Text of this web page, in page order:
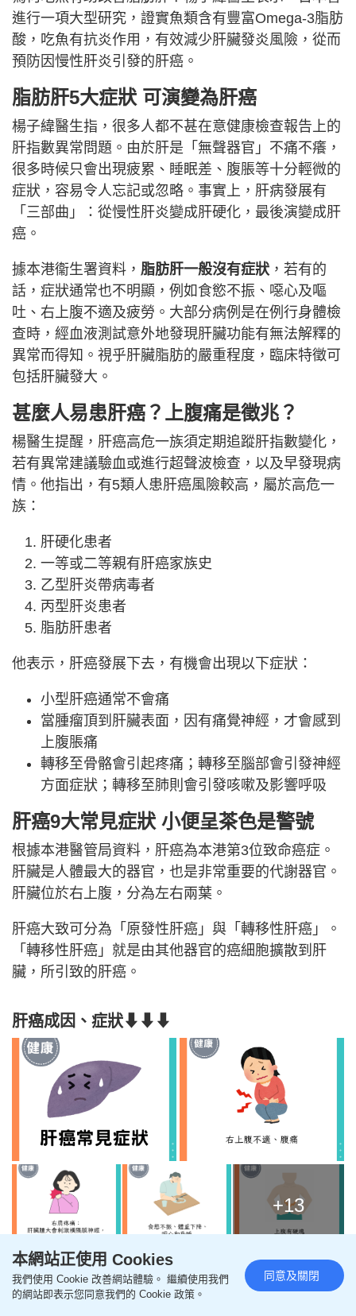
進行一項大型研究，證實魚類含有豐富Omega-3脂肪
酸，吃魚有抗炎作用，有效減少肝臟發炎風險，從而
預防因慢性肝炎引發的肝癌。
脂肪肝5大症狀 可演變為肝癌
楊子緯醫生指，很多人都不甚在意健康檢查報告上的
肝指數異常問題。由於肝是「無聲器官」不痛不癢，
很多時候只會出現疲累、睡眠差、腹脹等十分輕微的
症狀，容易令人忘記或忽略。事實上，肝病發展有
「三部曲」：從慢性肝炎變成肝硬化，最後演變成肝
癌。
據本港衞生署資料， 脂肪肝一般沒有症狀 ，若有的
話，症狀通常也不明顯，例如食慾不振、噁心及嘔
吐、右上腹不適及疲勞。大部分病例是在例行身體檢
查時，經血液測試意外地發現肝臟功能有無法解釋的
異常而得知。視乎肝臟脂肪的嚴重程度，臨床特徵可
包括肝臟發大。
甚麼人易患肝癌？上腹痛是徵兆？
楊醫生提醒，肝癌高危一族須定期追蹤肝指數變化，
若有異常建議驗血或進行超聲波檢查，以及早發現病
情。他指出，有5類人患肝癌風險較高，屬於高危一
族：
肝硬化患者
一等或二等親有肝癌家族史
乙型肝炎帶病毒者
丙型肝炎患者
脂肪肝患者
他表示，肝癌發展下去，有機會出現以下症狀：
小型肝癌通常不會痛
當腫瘤頂到肝臟表面，因有痛覺神經，才會感到
上腹脹痛
轉移至骨骼會引起疼痛；轉移至腦部會引發神經
方面症狀；轉移至肺則會引發咳嗽及影響呼吸
肝癌9大常見症狀 小便呈茶色是警號
根據本港醫管局資料，肝癌為本港第3位致命癌症。
肝臟是人體最大的器官，也是非常重要的代謝器官。
肝臟位於右上腹，分為左右兩葉。
肝癌大致可分為「原發性肝癌」與「轉移性肝癌」。
「轉移性肝癌」就是由其他器官的癌細胞擴散到肝
臟，所引致的肝癌。
肝癌成因、症狀⬇⬇⬇
+13
根據本港醫管局資料，肝癌早期病徵並不明顯，但當
本網站正使用 Cookies
我們使用 Cookie 改善網站體驗。 繼續使用我們
的網站即表示您同意我們的 Cookie 政策。
同意及關閉